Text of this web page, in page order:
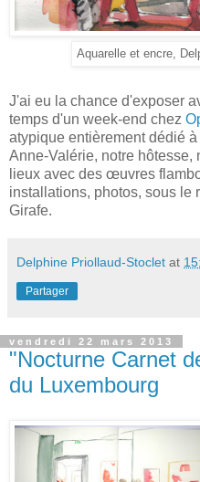
Aquarelle et encre,
J'ai eu la chance d'exposer
temps d'un week-end chez
atypique entièrement dédié
Anne-Valérie, notre hôtesse,
lieux avec des œuvres
installations, photos, sous le
Girafe.
Delphine Priollaud-Stoclet at
Partager
vendredi 22 mars 2013
"Nocturne Carnet
du Luxembourg